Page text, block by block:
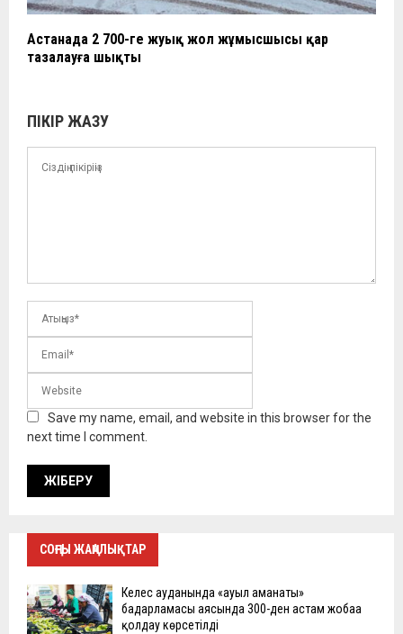
Астанада 2 700-ге жуық жол жұмысшысы қар
тазалауға шықты
ПІКІР ЖАЗУ
Save my name, email, and website in this browser for the
next time I comment.
СОҢҒЫ ЖАҢАЛЫҚТАР
Келес ауданында «ауыл аманаты»
бағдарламасы аясында 300-ден астам жобаға
қолдау көрсетілді